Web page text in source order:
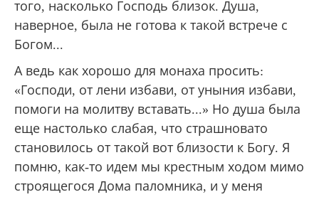
того, насколько Господь близок. Душа,
наверное, была не готова к такой встрече с
Богом...
А ведь как хорошо для монаха просить:
«Господи, от лени избави, от уныния избави,
помоги на молитву вставать...» Но душа была
еще настолько слабая, что страшновато
становилось от такой вот близости к Богу. Я
помню, как-то идем мы крестным ходом мимо
строящегося Дома паломника, и у меня